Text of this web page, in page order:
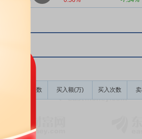
) 上榜次数 买入额(万) 买入次数